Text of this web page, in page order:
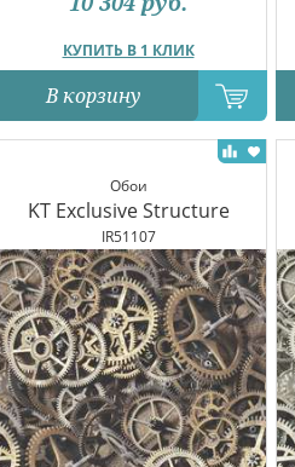
КУПИТЬ В 1 КЛИК
В корзину
Обои
KT Exclusive Structure
IR51107